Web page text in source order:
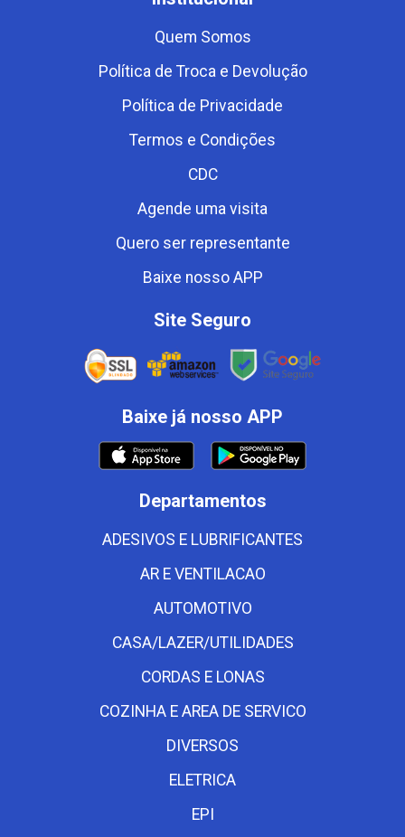
Quem Somos
Política de Troca e Devolução
Política de Privacidade
Termos e Condições
CDC
Agende uma visita
Quero ser representante
Baixe nosso APP
Site Seguro
Baixe já nosso APP
Departamentos
ADESIVOS E LUBRIFICANTES
AR E VENTILACAO
AUTOMOTIVO
CASA/LAZER/UTILIDADES
CORDAS E LONAS
COZINHA E AREA DE SERVICO
DIVERSOS
ELETRICA
EPI